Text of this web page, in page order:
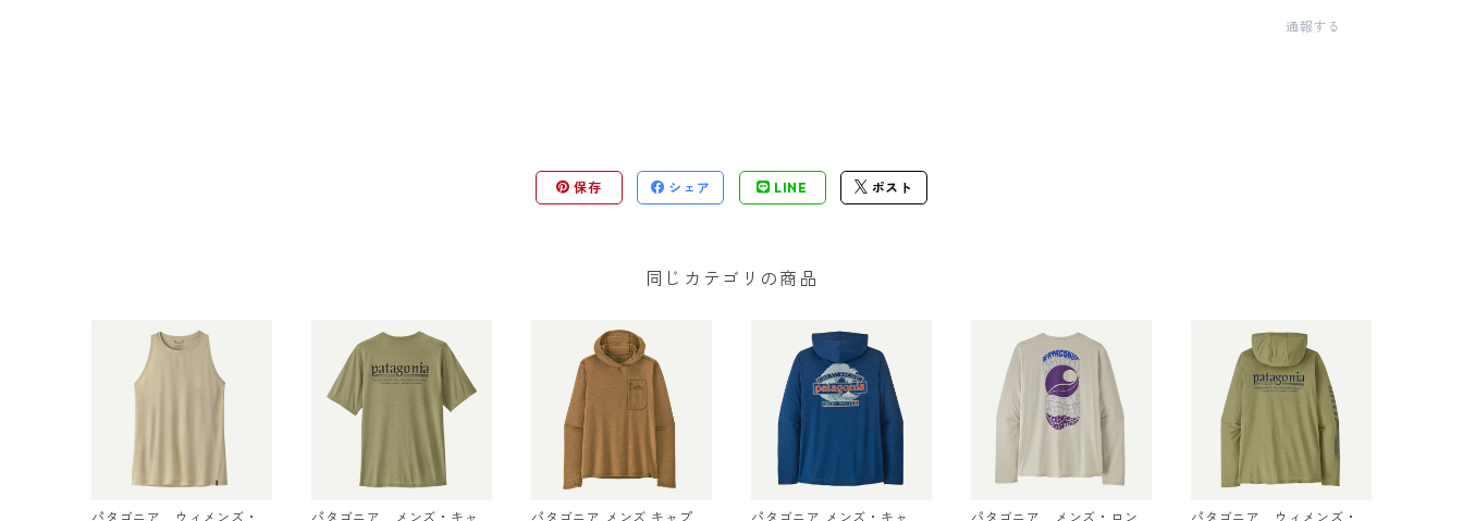
通報する
保存 シェア LINE ポスト
同じカテゴリの商品
パタゴニア ウィメンズ・
パタゴニア メンズ・キャ
パタゴニア メンズ キャプリ
パタゴニア メンズ・キャプ
パタゴニア メンズ・ロン
パタゴニア ウィメンズ・